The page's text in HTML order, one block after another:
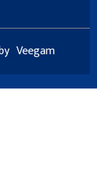
Veegam